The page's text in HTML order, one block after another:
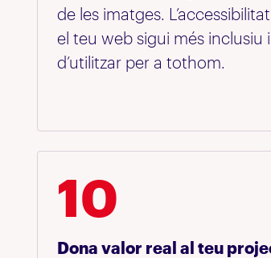
de les imatges.
el teu web sigui més inclusiu
d’utilitzar per a tothom.
10
Dona valor real al teu